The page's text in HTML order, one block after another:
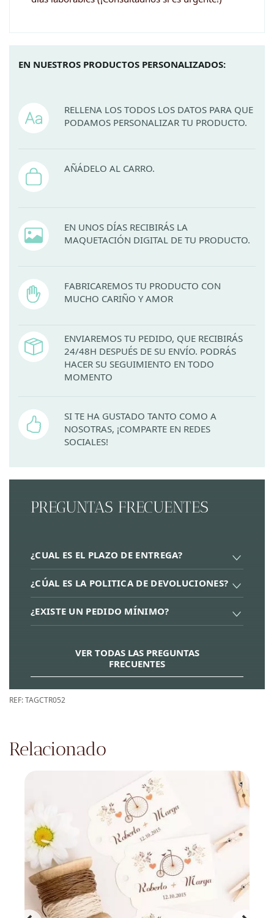
EN NUESTROS PRODUCTOS PERSONALIZADOS:
RELLENA LOS TODOS LOS DATOS PARA QUE
PODAMOS PERSONALIZAR TU PRODUCTO.
AÑÁDELO AL CARRO.
EN UNOS DÍAS RECIBIRÁS LA
MAQUETACIÓN DIGITAL DE TU PRODUCTO.
FABRICAREMOS TU PRODUCTO CON
MUCHO CARIÑO Y AMOR
ENVIAREMOS TU PEDIDO, QUE RECIBIRÁS
24/48H DESPUÉS DE SU ENVÍO. PODRÁS
HACER SU SEGUIMIENTO EN TODO
MOMENTO
SI TE HA GUSTADO TANTO COMO A
NOSOTRAS, ¡COMPARTE EN REDES
SOCIALES!
PREGUNTAS FRECUENTES
¿CUAL ES EL PLAZO DE ENTREGA?
¿CÚAL ES LA POLITICA DE DEVOLUCIONES?
¿EXISTE UN PEDIDO MÍNIMO?
VER TODAS LAS PREGUNTAS
FRECUENTES
REF:TAGCTR052
Relacionado